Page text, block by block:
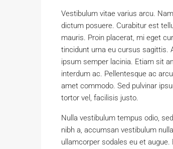
Vestibulum vitae varius arcu.
dictum posuere. Curabitur est
mauris. Proin placerat, mi eget
tincidunt urna eu cursus sagittis.
ipsum semper lacinia. Etiam sit
interdum ac. Pellentesque ac
amet commodo. Sed pulvinar
tortor vel, facilisis justo.
Nulla vestibulum tempus odio,
nibh a, accumsan vestibulum
ullamcorper sodales eu et